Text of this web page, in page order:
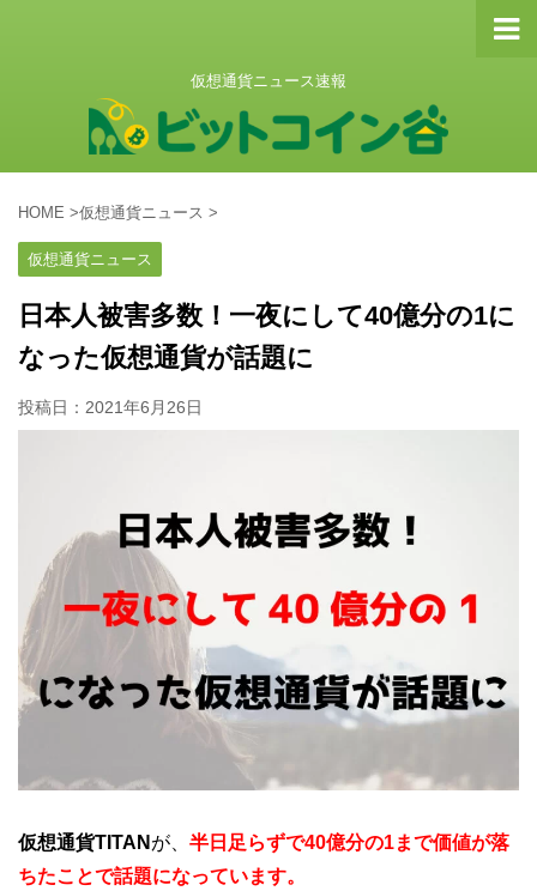
仮想通貨ニュース速報
HOME >仮想通貨ニュース >
仮想通貨ニュース
日本人被害多数！一夜にして40億分の1に
なった仮想通貨が話題に
投稿日： 2021年6月26日
仮想通貨TITAN が、 半日足らずで40億分の1まで価値が落
ちたことで話題になっています。